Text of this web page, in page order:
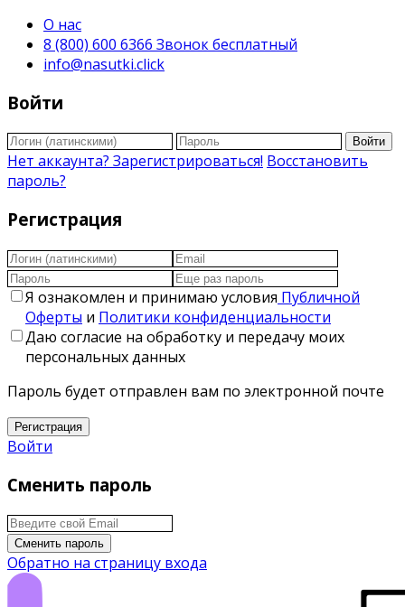
О нас
8 (800) 600 6366 Звонок бесплатный
info@nasutki.click
Войти
Войти
Нет аккаунта? Зарегистрироваться! Восстановить
пароль?
Регистрация
Я ознакомлен и принимаю условия Публичной
Оферты и Политики конфиденциальности
Даю согласие на обработку и передачу моих
персональных данных
Пароль будет отправлен вам по электронной почте
Регистрация
Войти
Сменить пароль
Сменить пароль
Обратно на страницу входа